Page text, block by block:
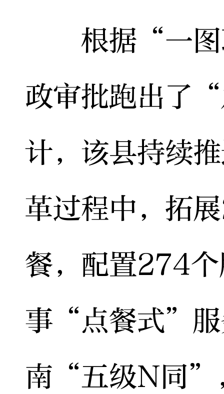
根据“一图
政审批跑出了
计，该县持续
革过程中，拓
餐，配置274
事“点餐式”服
南“五级N同”